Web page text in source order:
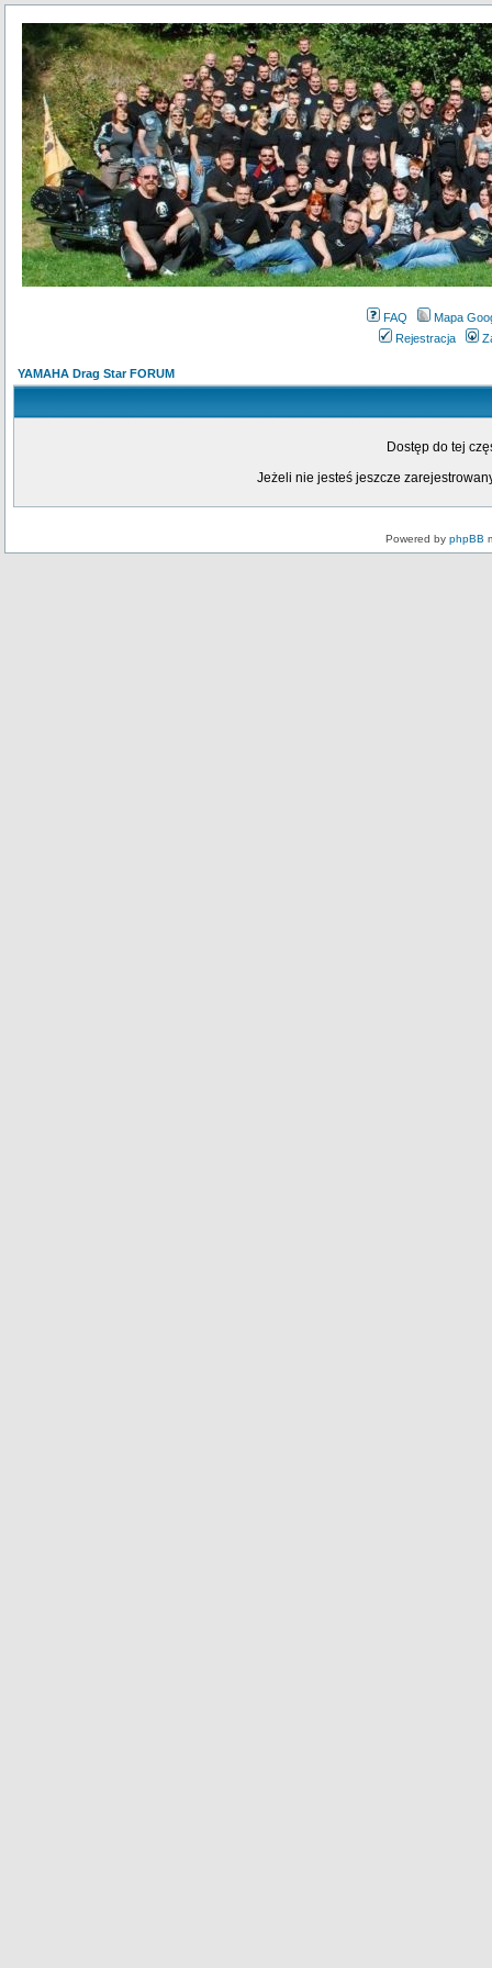
FAQ
Mapa
Rejestracja
YAMAHA Drag Star FORUM
Dostęp do tej
Jeżeli nie jesteś jeszcze
Powered by phpBB